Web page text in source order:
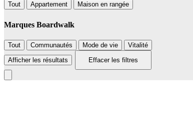
Tout Appartement Maison en rangée
Marques Boardwalk
Tout Communautés Mode de vie
Vitalité
Afficher les résultats
Effacer les filtres